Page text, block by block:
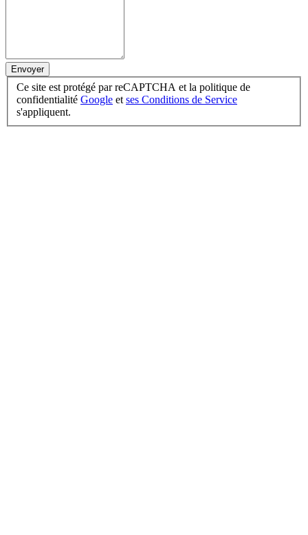
Envoyer
Ce site est protégé par reCAPTCHA et la politique de
confidentialité Google etses Conditions de Service
s'appliquent.